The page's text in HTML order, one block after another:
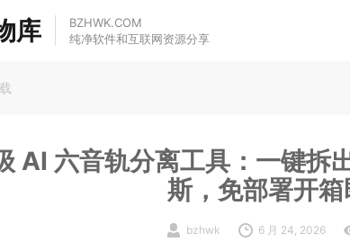
库
BZHWK.COM
纯净软件和互联网资源分享
AI 六音轨分离工具：一键拆
斯，免部署开箱
bzhwk 6 月 24, 2026